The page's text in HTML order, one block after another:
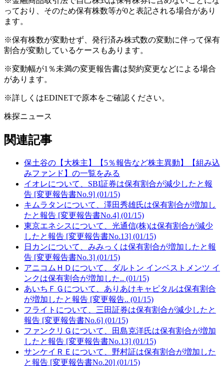
っており、そのため保有株数等が0と表記される場合があり
ます。
※保有株数が変動せず、発行済み株式数の変動に伴って保有
割合が変動しているケースもあります。
※変動幅が1％未満の変更報告書は契約変更などによる場合
があります。
※詳しくはEDINETで原本をご確認ください。
株探ニュース
関連記事
保土谷の【大株主】【5％報告など株主異動】【組み込
みファンド】の一覧をみる
イオレについて、SBI証券は保有割合が減少したと報
告 [変更報告書No.9] (01/15)
キムラタンについて、澤田秀雄氏は保有割合が増加し
たと報告 [変更報告書No.4] (01/15)
東京エネシスについて、光通信(株)は保有割合が減少
したと報告 [変更報告書No.13] (01/15)
日カンについて、みみっくは保有割合が増加したと報
告 [変更報告書No.3] (01/15)
アニコムＨＤについて、ダルトン インベストメンツ イ
ンクは保有割合が増加した.. (01/15)
あいちＦＧについて、ありあけキャピタルは保有割合
が増加したと報告 [変更報告.. (01/15)
フライトについて、三田証券は保有割合が減少したと
報告 [変更報告書No.6] (01/15)
ファンクリＧについて、田島克洋氏は保有割合が増加
したと報告 [変更報告書No.13] (01/15)
サンケイＲＥについて、野村証は保有割合が増加した
と報告 [変更報告書No.20] (01/15)